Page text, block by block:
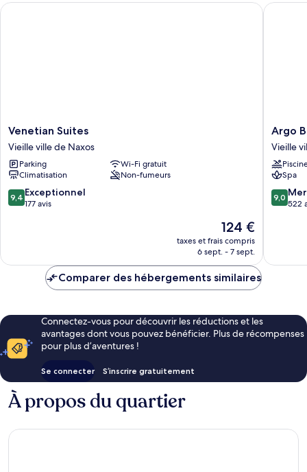
Chambre
Venetian
Suites
Vieille
ville
de
Naxos
Venetian Suites
Vieille ville de Naxos
Parking
Wi-Fi gratuit
Climatisation
Non-fumeurs
9.4
sur
9,4 Exceptionnel
177 avis
Le
nouveau
prix
de
124 €
taxes et frais compris
6 sept. - 7 sept.
Venetian Suites
Argo
Hotel
Vieille
ville
de
Naxos
Argo
Vieille
Spa
9.0
sur
9,0
522
Argo
Comparer des hébergements similaires
Connectez-vous pour découvrir les réductions et les
avantages dont vous pouvez bénéficier. Plus de récompenses
pour plus d’aventures !
Se connecter S’inscrire gratuitement
À propos du quartier